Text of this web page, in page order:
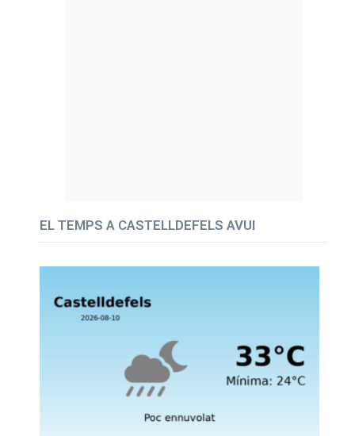
EL TEMPS A CASTELLDEFELS AVUI